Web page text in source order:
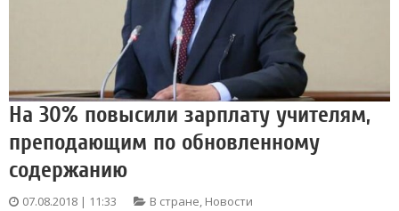
На 30% повысили зарплату учителям,
преподающим по обновленному
содержанию
07.08.2018 | 11:33 В стране, Новости